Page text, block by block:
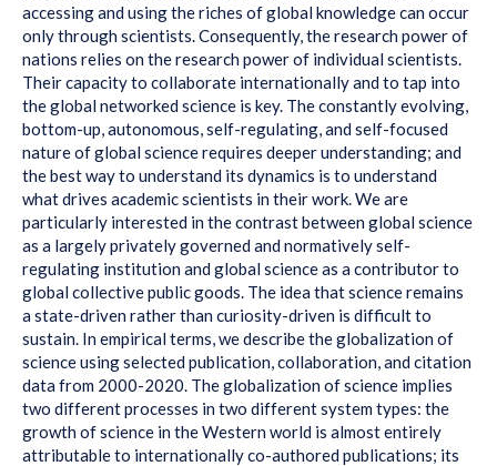
accessing and using the riches of global knowledge can occur
only through scientists. Consequently, the research power of
nations relies on the research power of individual scientists.
Their capacity to collaborate internationally and to tap into
the global networked science is key. The constantly evolving,
bottom-up, autonomous, self-regulating, and self-focused
nature of global science requires deeper understanding; and
the best way to understand its dynamics is to understand
what drives academic scientists in their work. We are
particularly interested in the contrast between global science
as a largely privately governed and normatively self-
regulating institution and global science as a contributor to
global collective public goods. The idea that science remains
a state-driven rather than curiosity-driven is difficult to
sustain. In empirical terms, we describe the globalization of
science using selected publication, collaboration, and citation
data from 2000-2020. The globalization of science implies
two different processes in two different system types: the
growth of science in the Western world is almost entirely
attributable to internationally co-authored publications; its